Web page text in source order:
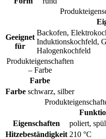
Geeignet
für
Backofen,
Induktionskochfeld,
Halogenkochfeld
Produkteigenschaften
– Farbe
Farbe
Farbe schwarz, silber
Eigenschaften
poliert,
Hitzebeständigkeit 210 °C